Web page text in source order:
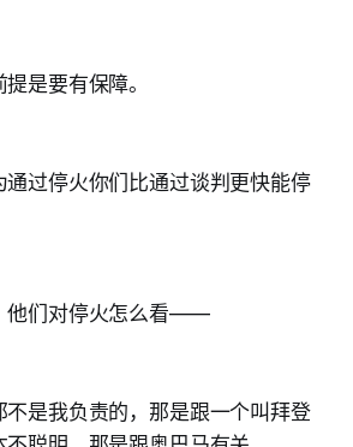
是要有保障。
通过停火你们比通过谈判更快能停
他们对停火怎么看——
不是我负责的，那是跟一个叫拜登